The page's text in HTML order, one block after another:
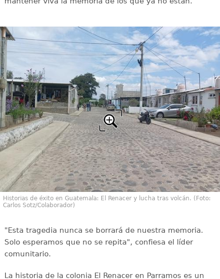
Historias de éxito en Guatemala: El Renacer y lucha tras volcán. (Foto:
Carlos Sotz/Colaborador)
"Esta tragedia nunca se borrará de nuestra memoria.
Solo esperamos que no se repita", confiesa el líder
comunitario.
La historia de la colonia El Renacer en Parramos es un